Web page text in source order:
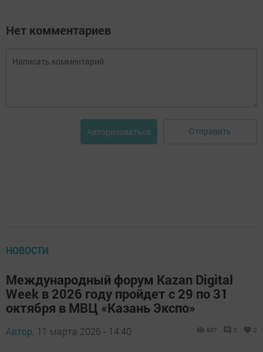
Нет комментариев
Авторизоваться Отправить
НОВОСТИ
Международный форум Kazan Digital
Week в 2026 году пройдет с 29 по 31
октября в МВЦ «Казань Экспо»
Автор, 11 марта 2026 - 14:40 637 0 0